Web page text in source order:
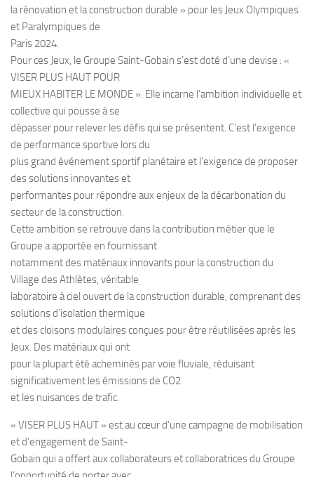
la rénovation et la construction durable » pour les Jeux Olympiques
et Paralympiques de
Paris 2024.
Pour ces Jeux, le Groupe Saint-Gobain s’est doté d’une devise : «
VISER PLUS HAUT POUR
MIEUX HABITER LE MONDE ». Elle incarne l’ambition individuelle et
collective qui pousse à se
dépasser pour relever les défis qui se présentent. C’est l’exigence
de performance sportive lors du
plus grand événement sportif planétaire et l’exigence de proposer
des solutions innovantes et
performantes pour répondre aux enjeux de la décarbonation du
secteur de la construction.
Cette ambition se retrouve dans la contribution métier que le
Groupe a apportée en fournissant
notamment des matériaux innovants pour la construction du
Village des Athlètes, véritable
laboratoire à ciel ouvert de la construction durable, comprenant des
solutions d’isolation thermique
et des cloisons modulaires conçues pour être réutilisées après les
Jeux. Des matériaux qui ont
pour la plupart été acheminés par voie fluviale, réduisant
significativement les émissions de CO2
et les nuisances de trafic.
« VISER PLUS HAUT » est au cœur d’une campagne de mobilisation
et d’engagement de Saint-
Gobain qui a offert aux collaborateurs et collaboratrices du Groupe